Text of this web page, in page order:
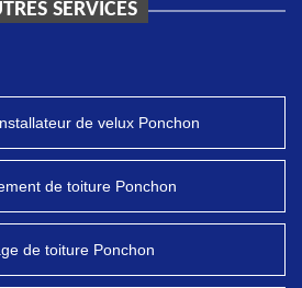
SERVICES
de velux Ponchon
de toiture Ponchon
de toiture Ponchon